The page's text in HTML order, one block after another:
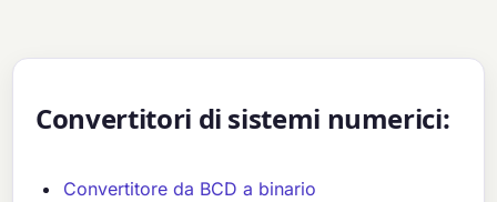
Convertitori di sistemi numerici:
Convertitore da BCD a binario